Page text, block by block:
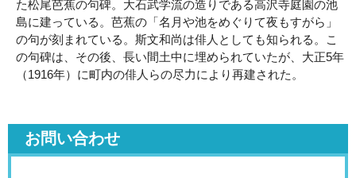
た松尾芭蕉の句碑。大石武学流の造りである高沢寺庭園の池
島に建っている。芭蕉の「名月や池をめぐりて夜もすがら」
の句が刻まれている。斯文和尚は俳人としても知られる。こ
の句碑は、その後、長い間土中に埋められていたが、大正5年
（1916年）に町内の俳人らの尽力により再建された。
お問い合わせ